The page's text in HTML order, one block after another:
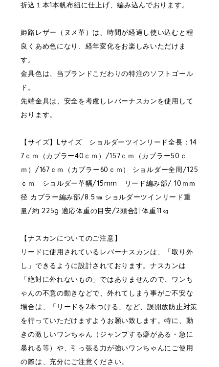
折込１本1本帆布紐に仕上げ、編み込んでおります。
姫路レザー（ヌメ革）は、時間が経過し使い込むと程
良くあめ色になり、経年変化をお楽しみいただけま
す。
金具色は、当ブランドこだわりの特注のソフトゴール
ド。
先端金具は、安全を考慮しレバーナスカンを使用して
おります。
【サイズ】Lサイズ ショルダーツインリード全長：14
7ｃｍ（カプラー40ｃｍ）/157ｃｍ（カプラー50ｃ
ｍ）/167ｃｍ（カプラー60ｃｍ） ショルダー全周/125
ｃｍ ショルダー革幅/15mm リード編み部/ 10ｍｍ
径 カプラー編み部/8.5㎜ ショルダーツインリード重
量/約 225g 適応体重の目安/2頭合計体重11㎏
【ナスカンについてのご注意】
リードに使用されているレバーナスカンは、「取り外
し」できるように設計されております。ナスカンは
「絶対に外れないもの」ではありませんので、ワンち
ゃんの不意の動きなどで、外れてしまう事がご不安な
場合は、「リードを2本つける」など、誤開放防止対策
を行っていただけますようお願い致します。特に、動
きの激しいワンちゃん（ジャンプする癖がある・急に
暴れる等）や、引っ張る力が強いワンちゃんにご使用
の際は、充分にご注意ください。